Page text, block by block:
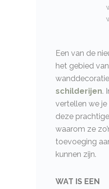
Een van de
het gebied van
schilderijen.
vertellen we
deze
waarom ze
toevoeging
kunnen zijn.
WAT IS EEN